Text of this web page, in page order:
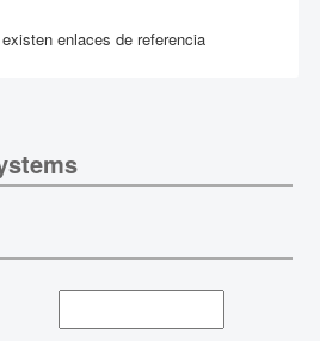
enlaces de referencia